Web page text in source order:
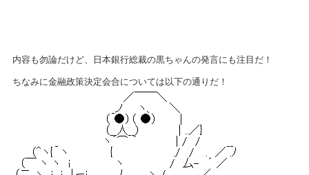
内容も勿論だけど、日本銀行総裁の黒ちゃんの発言にも注目だ！
ちなみに金融政策決定会合については以下の通りだ！